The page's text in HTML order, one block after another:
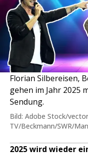
Florian Silbereisen,
gehen im Jahr 2025
Sendung.
Bild: Adobe Stock/
TV/Beckmann/SWR/
2025 wird wieder